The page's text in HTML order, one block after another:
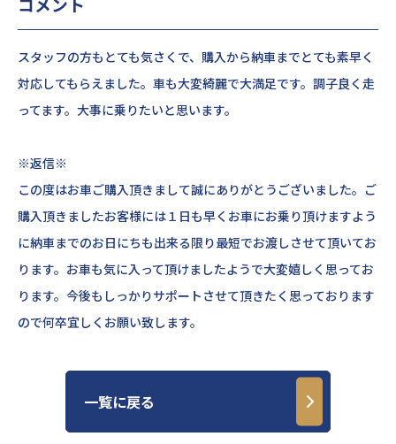
スタッフの方もとても気さくで、購入から納車までとても素早く
対応してもらえました。車も大変綺麗で大満足です。調子良く走
ってます。大事に乗りたいと思います。
※返信※
この度はお車ご購入頂きまして誠にありがとうございました。ご
購入頂きましたお客様には１日も早くお車にお乗り頂けますよう
に納車までのお日にちも出来る限り最短でお渡しさせて頂いてお
ります。お車も気に入って頂けましたようで大変嬉しく思ってお
ります。今後もしっかりサポートさせて頂きたく思っております
ので何卒宜しくお願い致します。
一覧に戻る